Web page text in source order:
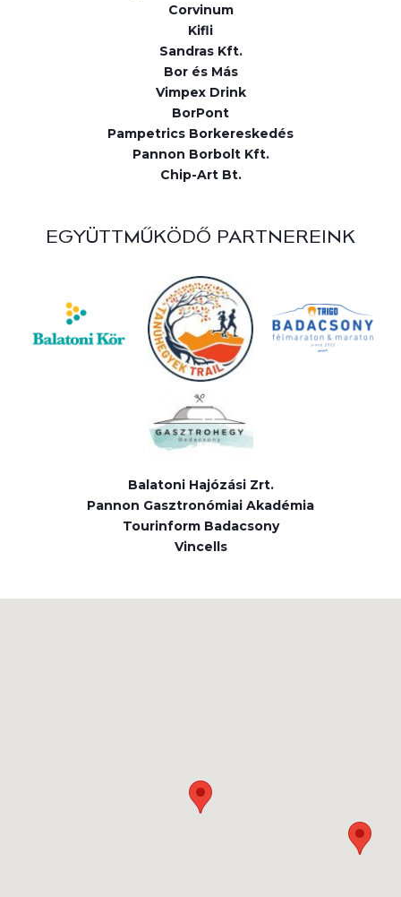
Corvinum
Kifli
Sandras Kft.
Bor és Más
Vimpex Drink
BorPont
Pampetrics Borkereskedés
Pannon Borbolt Kft.
Chip-Art Bt.
EGYÜTTMŰKÖDŐ PARTNEREINK
Balatoni Hajózási Zrt.
Pannon Gasztronómiai Akadémia
Tourinform Badacsony
Vincells